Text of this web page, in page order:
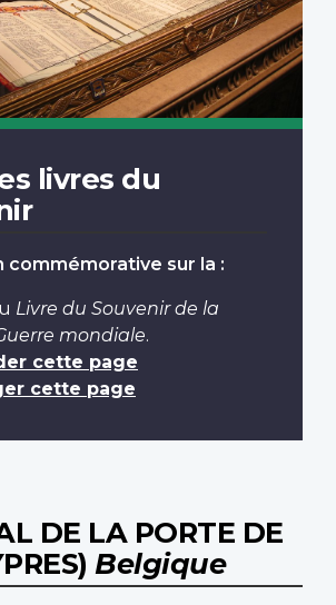
livres du
commémorative sur la :
Livre du Souvenir de la
mondiale.
cette page
cette page
DE LA PORTE DE
Belgique